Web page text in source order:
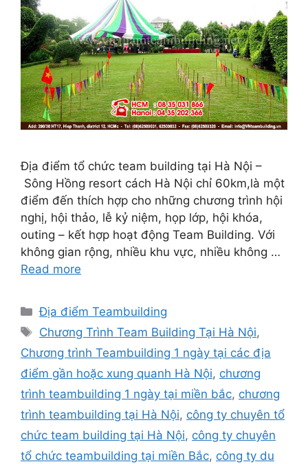
Địa điểm tổ chức team building tại Hà Nội –
Sông Hồng resort cách Hà Nội chỉ 60km,là một
điểm đến thích hợp cho những chương trình hội
nghị, hội thảo, lễ kỷ niệm, họp lớp, hội khóa,
outing – kết hợp hoạt động Team Building. Với
không gian rộng, nhiều khu vực, nhiều không …
Read more
Categories
Địa điểm Teambuilding
Tags
Chương Trình Team Building Tại Hà Nội,
Chương trình Teambuilding 1 ngày tại các địa
điểm gần hoặc xung quanh Hà Nội, chương
trình teambuilding 1 ngày tại miền bắc, chương
trình teambuilding tại Hà Nội, công ty chuyên tổ
chức team building tại Hà Nội, công ty chuyên
tổ chức teambuilding tại miền Bắc, công ty du